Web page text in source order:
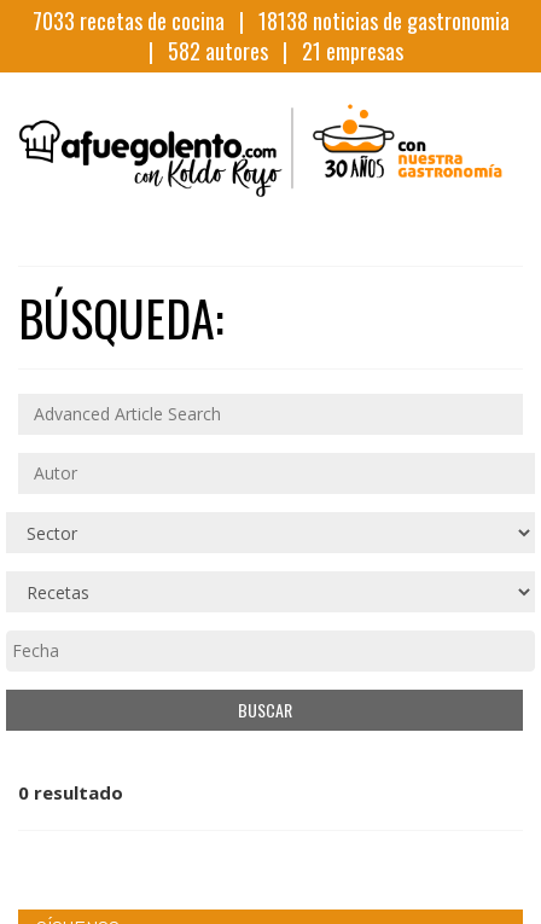
7033 recetas de cocina | 18138 noticias de gastronomia
| 582 autores | 21 empresas
BÚSQUEDA:
0 resultado